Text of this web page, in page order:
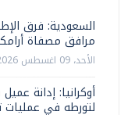
السعودية: فرق
مرافق مصفاة
الأحد، 09 اغسطس 2026 05:34 ص
لتورطه في